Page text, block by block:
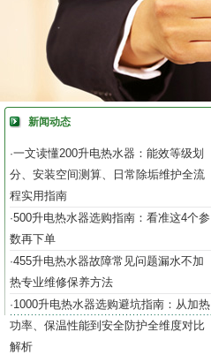
新闻动态
·一文读懂200升电热水器：能效等级划
分、安装空间测算、日常除垢维护全流
程实用指南
·500升电热水器选购指南：看准这4个参
数再下单
·455升电热水器故障常见问题漏水不加
热专业维修保养方法
·1000升电热水器选购避坑指南：从加热
功率、保温性能到安全防护全维度对比
解析